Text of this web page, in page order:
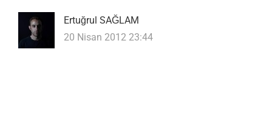
Ertuğrul SAĞLAM
20 Nisan 2012 23:44